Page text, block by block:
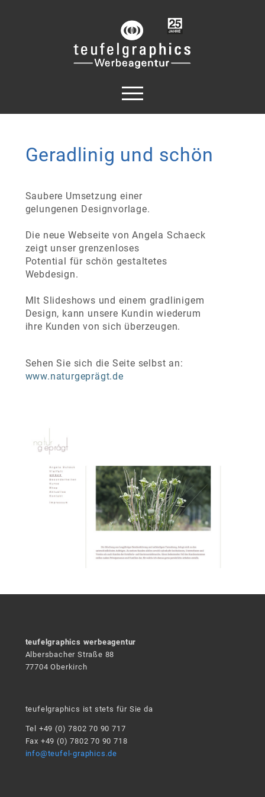
Geradlinig und schön
Saubere Umsetzung einer
gelungenen Designvorlage.
Die neue Webseite von Angela Schaeck
zeigt unser grenzenloses
Potential für schön gestaltetes
Webdesign.
MIt Slideshows und einem gradlinigem
Design, kann unsere Kundin wiederum
ihre Kunden von sich überzeugen.
Sehen Sie sich die Seite selbst an:
www.naturgeprägt.de
teufelgraphics werbeagentur
Albersbacher Straße 88
77704 Oberkirch
teufelgraphics ist stets für Sie da
Tel +49 (0) 7802 70 90 717
Fax +49 (0) 7802 70 90 718
info@teufel-graphics.de